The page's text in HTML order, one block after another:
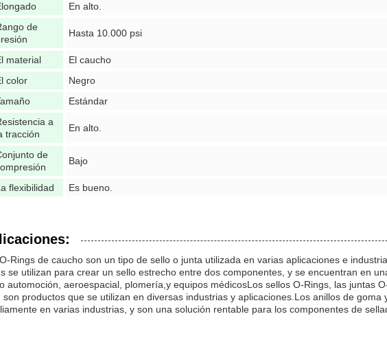
En alto.
de
Hasta 10.000 psi
material
El caucho
color
Negro
Estándar
a
tracción
En alto.
de
Bajo
flexibilidad Es bueno.
Rings de caucho son un tipo de sello o junta utilizada en varias aplicaciones e
se utilizan para crear un sello estrecho entre dos componentes, y se encuentran en
automoción, aeroespacial, plomería,y equipos médicosLos sellos O-Rings, las juntas
son productos que se utilizan en diversas industrias y aplicaciones.Los anillos de
en varias industrias, y son una solución rentable para los componentes de